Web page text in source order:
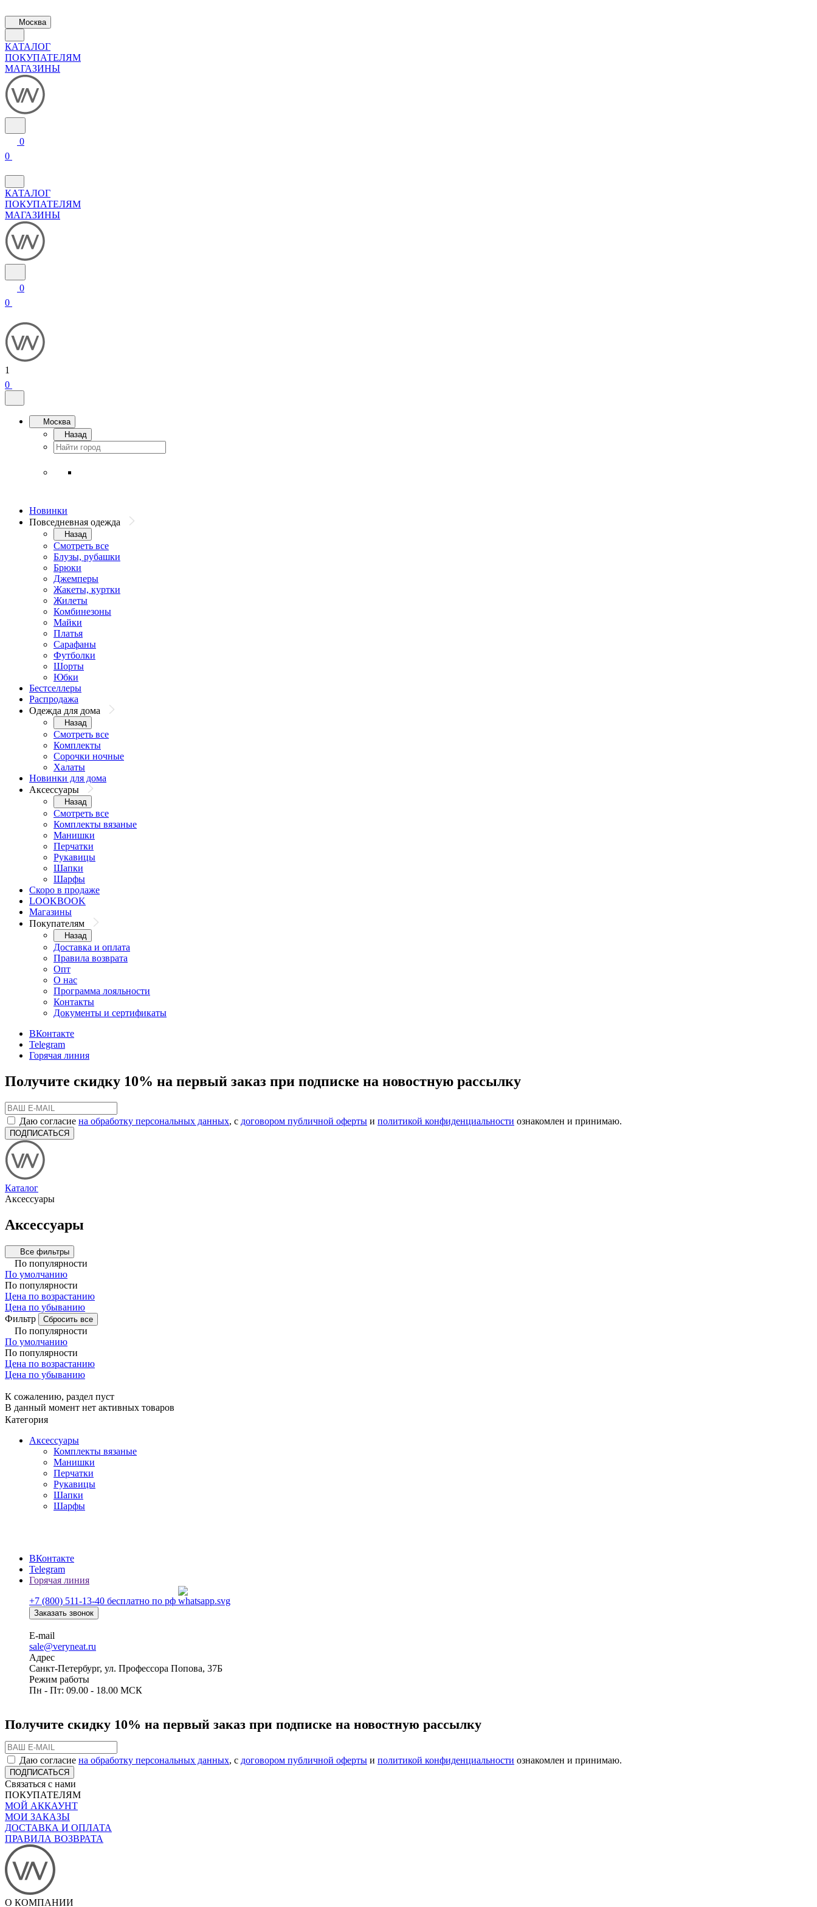
Москва
КАТАЛОГ
ПОКУПАТЕЛЯМ
МАГАЗИНЫ
0
0
КАТАЛОГ
ПОКУПАТЕЛЯМ
МАГАЗИНЫ
0
0
1
0
Москва
Назад
Новинки
Повседневная одежда
Назад
Смотреть все
Блузы, рубашки
Брюки
Джемперы
Жакеты, куртки
Жилеты
Комбинезоны
Майки
Платья
Сарафаны
Футболки
Шорты
Юбки
Бестселлеры
Распродажа
Одежда для дома
Назад
Смотреть все
Комплекты
Сорочки ночные
Халаты
Новинки для дома
Аксессуары
Назад
Смотреть все
Комплекты вязаные
Манишки
Перчатки
Рукавицы
Шапки
Шарфы
Скоро в продаже
LOOKBOOK
Магазины
Покупателям
Назад
Доставка и оплата
Правила возврата
Опт
О нас
Программа лояльности
Контакты
Документы и сертификаты
ВКонтакте
Telegram
Горячая линия
Получите скидку 10% на первый заказ при подписке на новостную рассылку
Даю согласие на обработку персональных данных, с договором публичной оферты и политикой конфиденциальности ознакомлен и принимаю.
ПОДПИСАТЬСЯ
Каталог
Аксессуары
Аксессуары
Все фильтры
По популярности
По умолчанию
По популярности
Цена по возрастанию
Цена по убыванию
Фильтр
Сбросить все
По популярности
По умолчанию
По популярности
Цена по возрастанию
Цена по убыванию
К сожалению, раздел пуст
В данный момент нет активных товаров
Категория
Аксессуары
Комплекты вязаные
Манишки
Перчатки
Рукавицы
Шапки
Шарфы
ВКонтакте
Telegram
Горячая линия
+7 (800) 511-13-40 бесплатно по рф
Заказать звонок
E-mail
sale@veryneat.ru
Адрес
Санкт-Петербург, ул. Профессора Попова, 37Б
Режим работы
Пн - Пт: 09.00 - 18.00 МСК
Получите скидку 10% на первый заказ при подписке на новостную рассылку
Даю согласие на обработку персональных данных, с договором публичной оферты и политикой конфиденциальности ознакомлен и принимаю.
ПОДПИСАТЬСЯ
Связаться с нами
ПОКУПАТЕЛЯМ
МОЙ АККАУНТ
МОИ ЗАКАЗЫ
ДОСТАВКА И ОПЛАТА
ПРАВИЛА ВОЗВРАТА
О КОМПАНИИ